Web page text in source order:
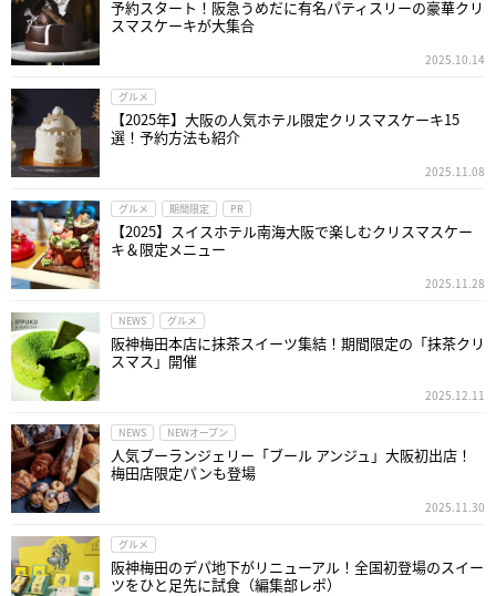
予約スタート！阪急うめだに有名パティスリーの豪華クリ
スマスケーキが大集合
2025.10.14
グルメ
【2025年】大阪の人気ホテル限定クリスマスケーキ15
選！予約方法も紹介
2025.11.08
グルメ 期間限定 PR
【2025】スイスホテル南海大阪で楽しむクリスマスケー
キ＆限定メニュー
2025.11.28
NEWS グルメ
阪神梅田本店に抹茶スイーツ集結！期間限定の「抹茶クリ
スマス」開催
2025.12.11
NEWS NEWオープン
人気ブーランジェリー「ブール アンジュ」大阪初出店！
梅田店限定パンも登場
2025.11.30
グルメ
阪神梅田のデパ地下がリニューアル！全国初登場のスイー
ツをひと足先に試食（編集部レポ）